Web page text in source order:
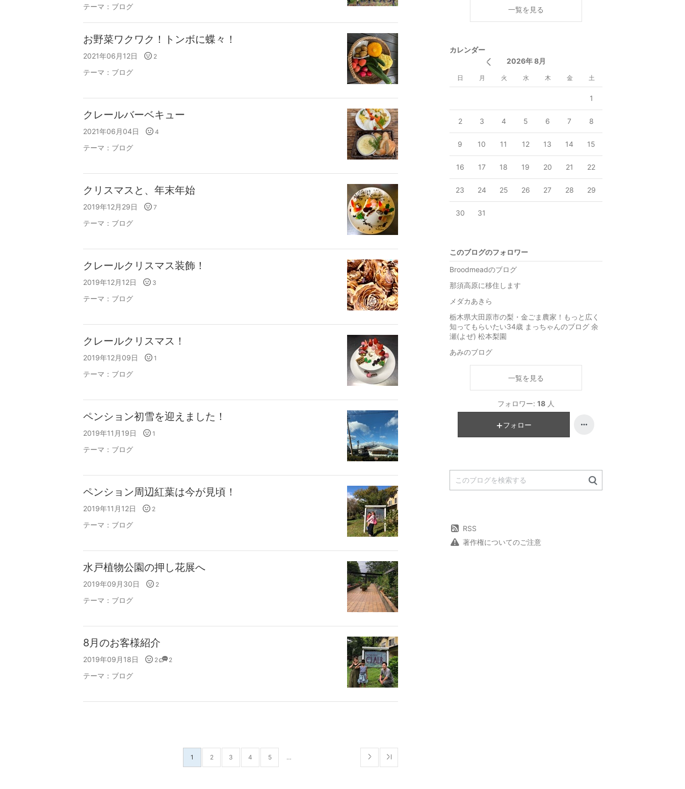
テーマ： ブログ
お野菜ワクワク！トンボに蝶々！
2021年06月12日 2
テーマ： ブログ
クレールバーベキュー
2021年06月04日 4
テーマ： ブログ
クリスマスと、年末年始
2019年12月29日 7
テーマ： ブログ
クレールクリスマス装飾！
2019年12月12日 3
テーマ： ブログ
クレールクリスマス！
2019年12月09日 1
テーマ： ブログ
ペンション初雪を迎えました！
2019年11月19日 1
テーマ： ブログ
ペンション周辺紅葉は今が見頃！
2019年11月12日 2
テーマ： ブログ
水戸植物公園の押し花展へ
2019年09月30日 2
テーマ： ブログ
8月のお客様紹介
2019年09月18日 2 2
テーマ： ブログ
1 2 3 4 5 …
一覧を見る
カレンダー
2026年 8月
日 月 火 水 木 金 土
1
2 3 4 5 6 7 8
9 10 11 12 13 14 15
16 17 18 19 20 21 22
23 24 25 26 27 28 29
30 31
このブログのフォロワー
Broodmeadのブログ
那須高原に移住します
メダカあきら
栃木県大田原市の梨・金ごま農家！もっと広く
知ってもらいたい34歳 まっちゃんのブログ 余
瀬(よぜ) 松本梨園
あみのブログ
一覧を見る
フォロワー: 18 人
フォロー
RSS
著作権についてのご注意